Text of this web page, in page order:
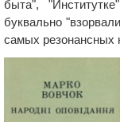
быта",
буквально
самых резонансных